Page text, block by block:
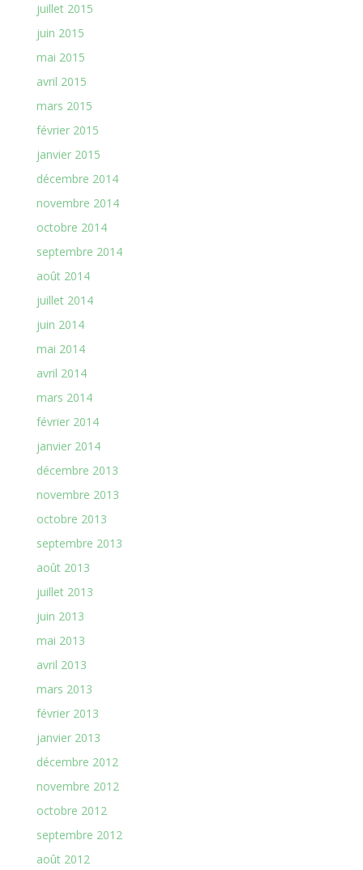
juillet 2015
juin 2015
mai 2015
avril 2015
mars 2015
février 2015
janvier 2015
décembre 2014
novembre 2014
octobre 2014
septembre 2014
août 2014
juillet 2014
juin 2014
mai 2014
avril 2014
mars 2014
février 2014
janvier 2014
décembre 2013
novembre 2013
octobre 2013
septembre 2013
août 2013
juillet 2013
juin 2013
mai 2013
avril 2013
mars 2013
février 2013
janvier 2013
décembre 2012
novembre 2012
octobre 2012
septembre 2012
août 2012